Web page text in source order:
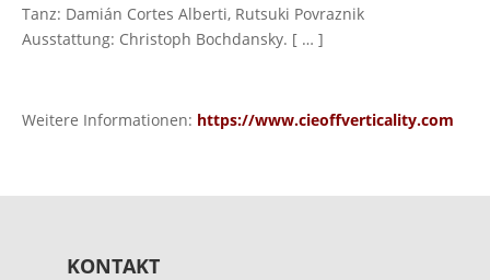
Tanz: Damián Cortes Alberti, Rutsuki Povraznik
Ausstattung: Christoph Bochdansky. [ … ]
Weitere Informationen: https://www.cieoffverticality.com
KONTAKT